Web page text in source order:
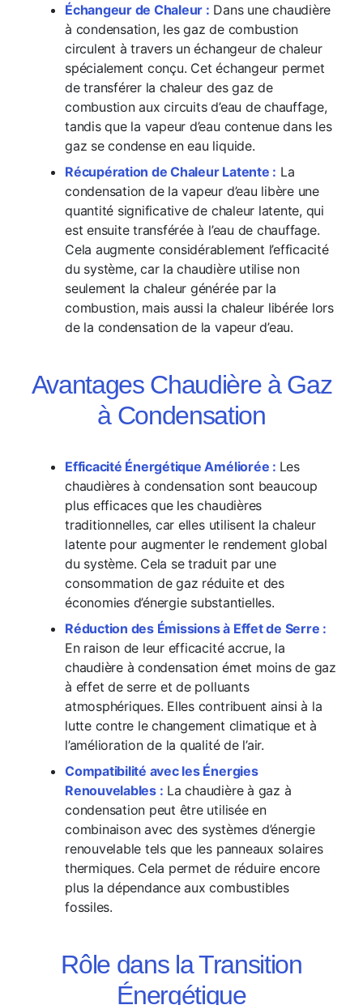
Échangeur de Chaleur : Dans une chaudière
à condensation, les gaz de combustion
circulent à travers un échangeur de chaleur
spécialement conçu. Cet échangeur permet
de transférer la chaleur des gaz de
combustion aux circuits d’eau de chauffage,
tandis que la vapeur d’eau contenue dans les
gaz se condense en eau liquide.
Récupération de Chaleur Latente : La
condensation de la vapeur d’eau libère une
quantité significative de chaleur latente, qui
est ensuite transférée à l’eau de chauffage.
Cela augmente considérablement l’efficacité
du système, car la chaudière utilise non
seulement la chaleur générée par la
combustion, mais aussi la chaleur libérée lors
de la condensation de la vapeur d’eau.
Avantages Chaudière à Gaz
à Condensation
Efficacité Énergétique Améliorée : Les
chaudières à condensation sont beaucoup
plus efficaces que les chaudières
traditionnelles, car elles utilisent la chaleur
latente pour augmenter le rendement global
du système. Cela se traduit par une
consommation de gaz réduite et des
économies d’énergie substantielles.
Réduction des Émissions à Effet de Serre :
En raison de leur efficacité accrue, la
chaudière à condensation émet moins de gaz
à effet de serre et de polluants
atmosphériques. Elles contribuent ainsi à la
lutte contre le changement climatique et à
l’amélioration de la qualité de l’air.
Compatibilité avec les Énergies
Renouvelables : La chaudière à gaz à
condensation peut être utilisée en
combinaison avec des systèmes d’énergie
renouvelable tels que les panneaux solaires
thermiques. Cela permet de réduire encore
plus la dépendance aux combustibles
fossiles.
Rôle dans la Transition
Énergétique